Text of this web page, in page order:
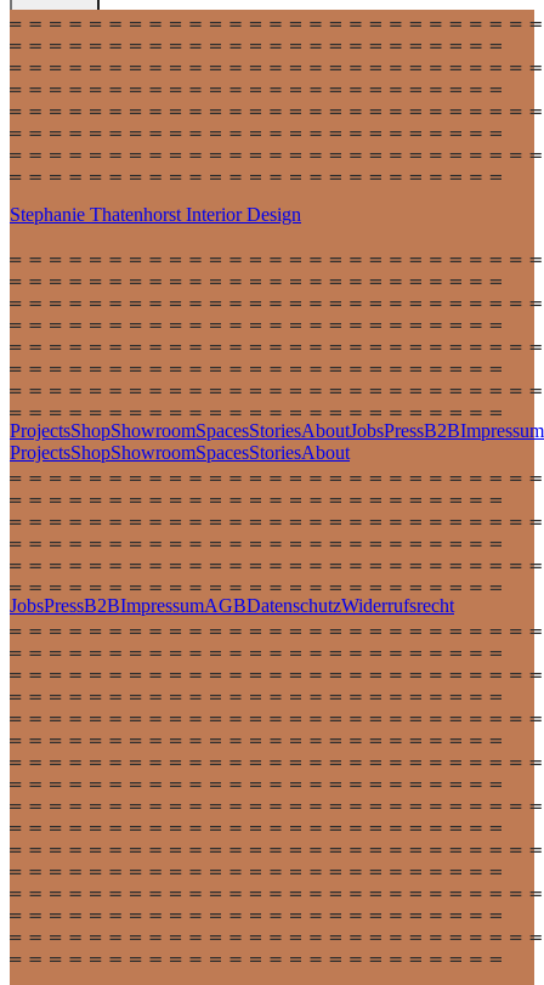
Stephanie Thatenhorst Interior Design
ProjectsShopShowroomSpacesStoriesAboutJobsPressB2BImpressum
ProjectsShopShowroomSpacesStoriesAbout
JobsPressB2BImpressumAGBDatenschutzWiderrufsrecht